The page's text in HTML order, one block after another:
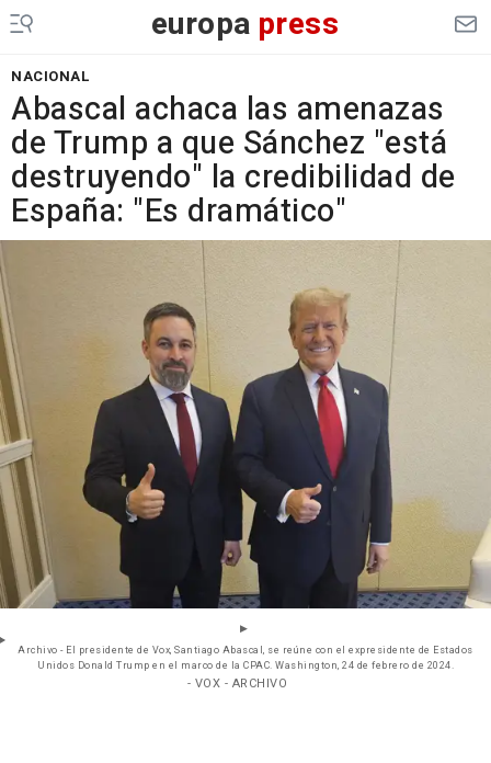
europa press
NACIONAL
Abascal achaca las amenazas
de Trump a que Sánchez "está
destruyendo" la credibilidad de
España: "Es dramático"
Archivo - El presidente de Vox, Santiago Abascal, se reúne con el expresidente de Estados
Unidos Donald Trump en el marco de la CPAC. Washington, 24 de febrero de 2024.
- VOX - ARCHIVO